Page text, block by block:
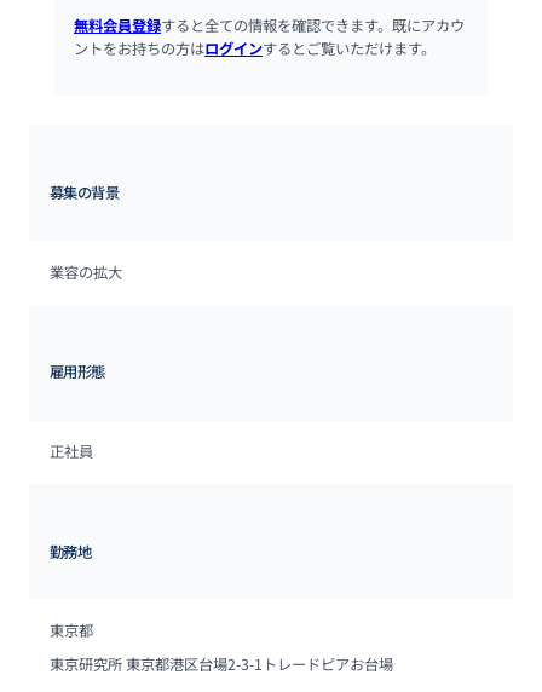
無料会員登録すると全ての情報を確認できます。既にアカウ
ントをお持ちの方はログインするとご覧いただけます。
募集の背景
業容の拡大
雇用形態
正社員
勤務地
東京都
東京研究所 東京都港区台場2-3-1トレードピアお台場